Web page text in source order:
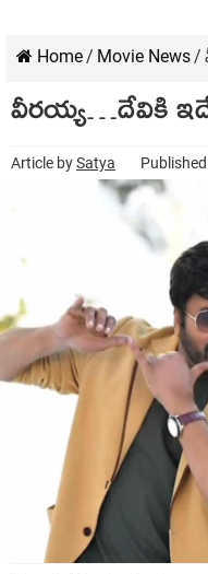
Home/ Movie News/
వీరయ్య…దేవికి
Article bySatya